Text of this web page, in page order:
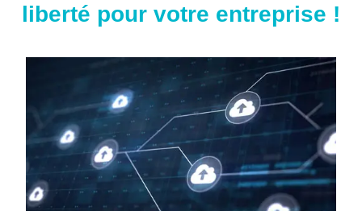
liberté pour votre entreprise !